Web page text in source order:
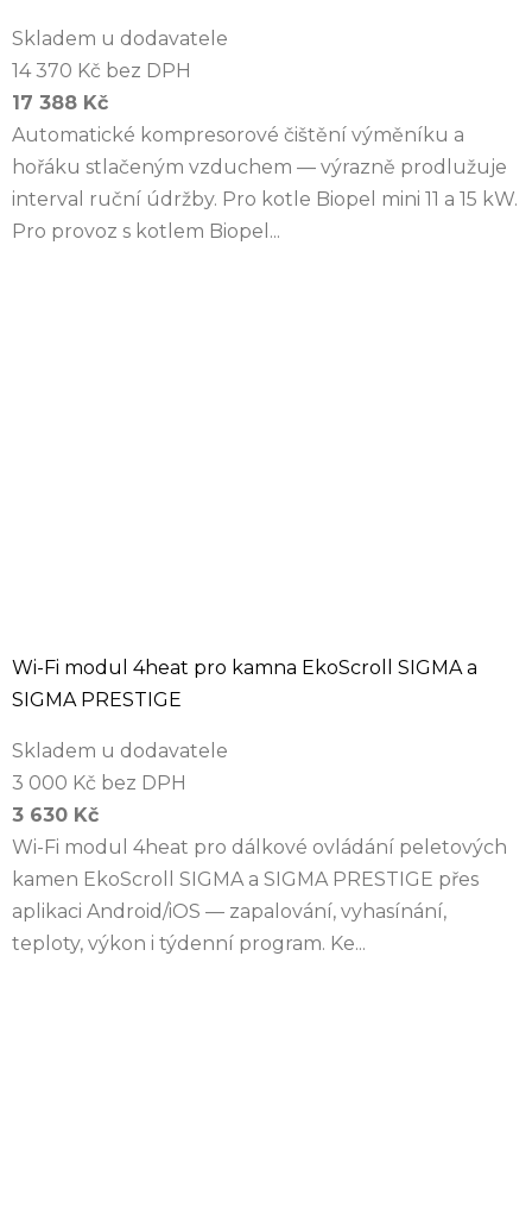
Skladem u dodavatele
14 370 Kč bez DPH
17 388 Kč
Automatické kompresorové čištění výměníku a
hořáku stlačeným vzduchem — výrazně prodlužuje
interval ruční údržby. Pro kotle Biopel mini 11 a 15 kW.
Pro provoz s kotlem Biopel...
Wi-Fi modul 4heat pro kamna EkoScroll SIGMA a
SIGMA PRESTIGE
Skladem u dodavatele
3 000 Kč bez DPH
3 630 Kč
Wi-Fi modul 4heat pro dálkové ovládání peletových
kamen EkoScroll SIGMA a SIGMA PRESTIGE přes
aplikaci Android/iOS — zapalování, vyhasínání,
teploty, výkon i týdenní program. Ke...